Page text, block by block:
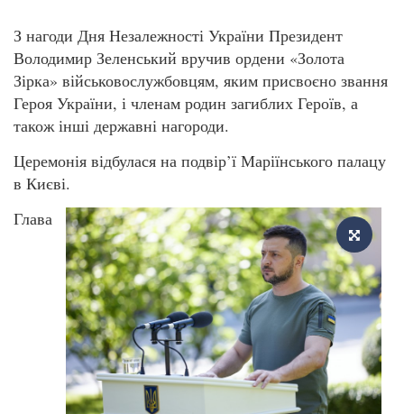
З нагоди Дня Незалежності України Президент
Володимир Зеленський вручив ордени «Золота
Зірка» військовослужбовцям, яким присвоєно звання
Героя України, і членам родин загиблих Героїв, а
також інші державні нагороди.
Церемонія відбулася на подвір’ї Маріїнського палацу
в Києві.
Глава